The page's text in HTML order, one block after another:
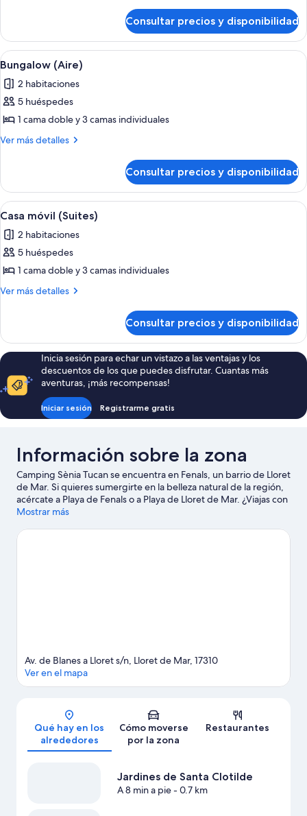
(Vanille)
Consultar precios y disponibilidad
Abrir
todas
las
fotos
de
Bungalow
Un patio cubierto con mesa y sillas,
13
Bungalow (Aire)
2 habitaciones
5 huéspedes
1 cama doble y 3 camas individuales
Ver más detalles
Más
(Aire)
Consultar precios y disponibilidad
Abrir
todas
las
fotos
de
Casa
7
Casa móvil (Suites)
2 habitaciones
5 huéspedes
1 cama doble y 3 camas individuales
Ver más detalles
Más
móvil
(Suites)
Consultar precios y disponibilidad
Inicia sesión para echar un vistazo a las ventajas y los
descuentos de los que puedes disfrutar. Cuantas más
aventuras, ¡más recompensas!
Iniciar sesión Registrarme gratis
Información sobre la zona
Camping Sènia Tucan se encuentra en Fenals, un barrio de Lloret
de Mar. Si quieres sumergirte en la belleza natural de la región,
acércate a Playa de Fenals o a Playa de Lloret de Mar. ¿Viajas con
niños? Si es así, puedes llevarlos a Gnomo Park o a Jardines de
Mostrar más
Mapa
Av. de Blanes a Lloret s/n, Lloret de Mar, 17310
Ver en el mapa
Qué hay en los
alrededores
Cómo moverse
por la zona
Restaurantes
Jardines de Santa Clotilde
A 8 min a pie- 0.7 km